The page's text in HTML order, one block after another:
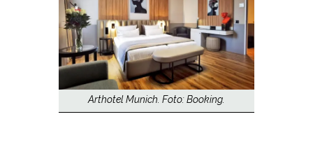
Arthotel Munich. Foto: Booking.